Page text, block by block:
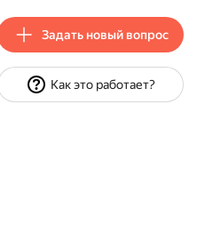
Задать новый вопрос
Как это работает?